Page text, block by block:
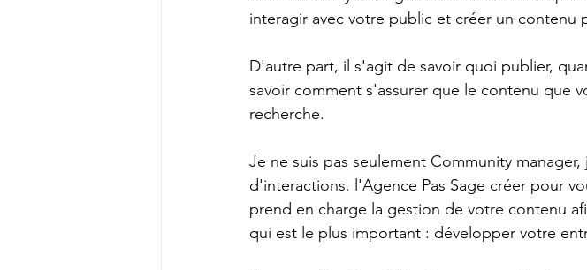
interagir avec votre public et créer un contenu
D'autre part, il s'agit de savoir quoi publier,
savoir comment s'assurer que le contenu que
recherche.
Je ne suis pas seulement Community
d'interactions. l'Agence Pas Sage créer pour
prend en charge la gestion de votre contenu
qui est le plus important : développer votre